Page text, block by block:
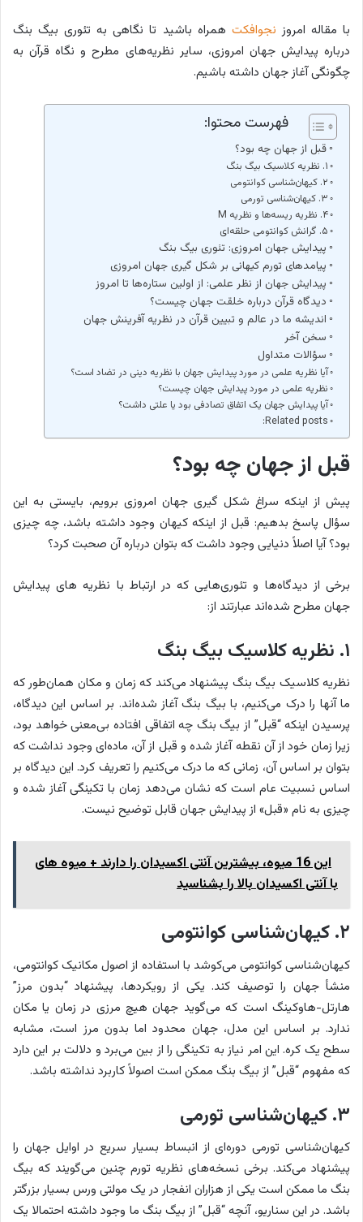
با مقاله امروز نجوافکت همراه باشید تا نگاهی به تئوری بیگ بنگ
درباره پیدایش جهان امروزی، سایر نظریه‌های مطرح و نگاه قرآن به
چگونگی آغاز جهان داشته باشیم.
فهرست محتوا:
قبل از جهان چه بود؟
۱. نظریه کلاسیک بیگ بنگ
۲. کیهان‌شناسی کوانتومی
۳. کیهان‌شناسی تورمی
۴. نظریه ریسه‌ها و نظریه M
۵. گرانش کوانتومی حلقه‌ای
پیدایش جهان امروزی: تئوری بیگ بنگ
پیامدهای تورم کیهانی بر شکل گیری جهان امروزی
پیدایش جهان از نظر علمی: از اولین ستاره‌ها تا امروز
دیدگاه قرآن درباره خلقت جهان چیست؟
اندیشه ما در عالم و تبیین قرآن در نظریه آفرینش جهان
سخن آخر
سؤالات متداول
آیا نظریه علمی در مورد پیدایش جهان با نظریه دینی در تضاد است؟
نظریه علمی در مورد پیدایش جهان چیست؟
آیا پیدایش جهان یک اتفاق تصادفی بود یا علتی داشت؟
Related posts:
قبل از جهان چه بود؟
پیش از اینکه سراغ شکل گیری جهان امروزی برویم، بایستی به این
سؤال پاسخ بدهیم: قبل از اینکه کیهان وجود داشته باشد، چه چیزی
بود؟ آیا اصلاً دنیایی وجود داشت که بتوان درباره آن صحبت کرد؟
برخی از دیدگاه‌ها و تئوری‌هایی که در ارتباط با نظریه های پیدایش
جهان مطرح شده‌اند عبارتند از:
۱. نظریه کلاسیک بیگ بنگ
نظریه کلاسیک بیگ بنگ پیشنهاد می‌کند که زمان و مکان همان‌طور که
ما آنها را درک می‌کنیم، با بیگ بنگ آغاز شده‌اند. بر اساس این دیدگاه،
پرسیدن اینکه “قبل” از بیگ بنگ چه اتفاقی افتاده بی‌معنی خواهد بود،
زیرا زمان خود از آن نقطه آغاز شده و قبل از آن، ماده‌ای وجود نداشت که
بتوان بر اساس آن، زمانی که ما درک می‌کنیم را تعریف کرد. این دیدگاه بر
اساس نسبیت عام است که نشان می‌دهد زمان با تکینگی آغاز شده و
چیزی به نام «قبل» از پیدایش جهان قابل توضیح نیست.
این 16 میوه، بیشترین آنتی اکسیدان را دارند + میوه‌ های
با آنتی‌ اکسیدان بالا را بشناسید
۲. کیهان‌شناسی کوانتومی
کیهان‌شناسی کوانتومی می‌کوشد با استفاده از اصول مکانیک کوانتومی،
منشأ جهان را توصیف کند. یکی از رویکردها، پیشنهاد “بدون مرز”
هارتل-هاوکینگ است که می‌گوید جهان هیچ مرزی در زمان یا مکان
ندارد. بر اساس این مدل، جهان محدود اما بدون مرز است، مشابه
سطح یک کره. این امر نیاز به تکینگی را از بین می‌برد و دلالت بر این دارد
که مفهوم “قبل” از بیگ بنگ ممکن است اصولاً کاربرد نداشته باشد.
۳. کیهان‌شناسی تورمی
کیهان‌شناسی تورمی دوره‌ای از انبساط بسیار سریع در اوایل جهان را
پیشنهاد می‌کند. برخی نسخه‌های نظریه تورم چنین می‌گویند که بیگ
بنگ ما ممکن است یکی از هزاران انفجار در یک مولتی ورس بسیار بزرگتر
باشد. در این سناریو، آنچه “قبل” از بیگ بنگ ما وجود داشته احتمالا یک